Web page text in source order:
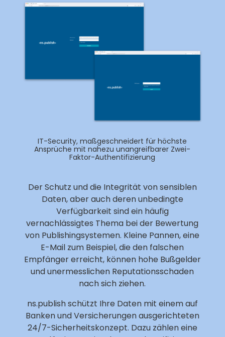
IT-Security, maßgeschneidert für höchste
Ansprüche mit nahezu unangreifbarer Zwei-
Faktor-Authentifizierung
Der Schutz und die Integrität von sensiblen
Daten, aber auch deren unbedingte
Verfügbarkeit sind ein häufig
vernachlässigtes Thema bei der Bewertung
von Publishingsystemen. Kleine Pannen, eine
E-Mail zum Beispiel, die den falschen
Empfänger erreicht, können hohe Bußgelder
und unermesslichen Reputationsschaden
nach sich ziehen.
ns.publish schützt Ihre Daten mit einem auf
Banken und Versicherungen ausgerichteten
24/7-Sicherheitskonzept. Dazu zählen eine